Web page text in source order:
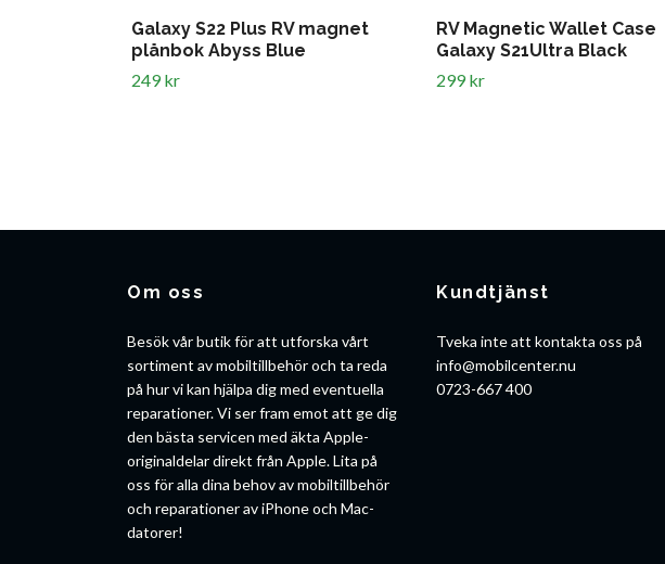
Galaxy S22 Plus RV magnet
plånbok Abyss Blue
249 kr
RV Magnetic Wallet Case
Galaxy S21Ultra Black
299 kr
Om oss
Besök vår butik för att utforska vårt
sortiment av mobiltillbehör och ta reda
på hur vi kan hjälpa dig med eventuella
reparationer. Vi ser fram emot att ge dig
den bästa servicen med äkta Apple-
originaldelar direkt från Apple. Lita på
oss för alla dina behov av mobiltillbehör
och reparationer av iPhone och Mac-
datorer!
Kundtjänst
Tveka inte att kontakta oss på
info@mobilcenter.nu
0723-667 400